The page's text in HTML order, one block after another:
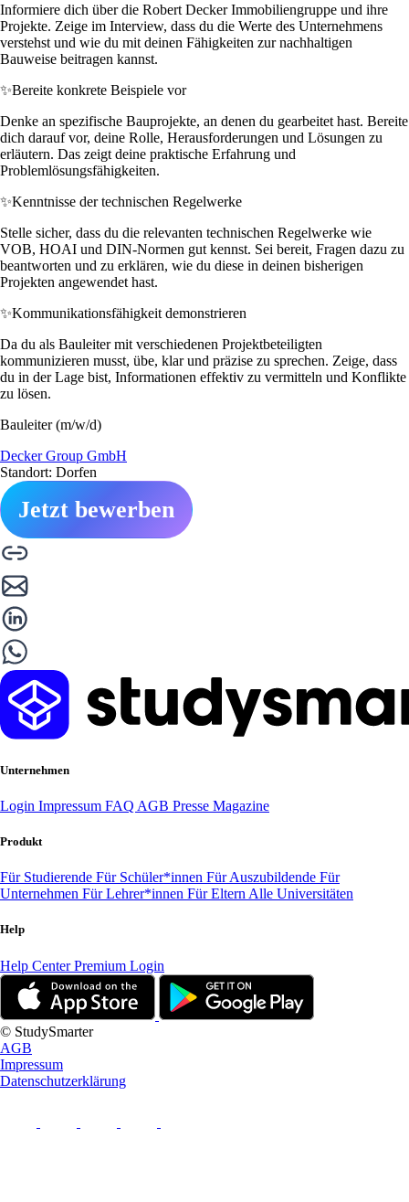
Informiere dich über die Robert Decker Immobiliengruppe und ihre
Projekte. Zeige im Interview, dass du die Werte des Unternehmens
verstehst und wie du mit deinen Fähigkeiten zur nachhaltigen
Bauweise beitragen kannst.
✨Bereite konkrete Beispiele vor
Denke an spezifische Bauprojekte, an denen du gearbeitet hast. Bereite
dich darauf vor, deine Rolle, Herausforderungen und Lösungen zu
erläutern. Das zeigt deine praktische Erfahrung und
Problemlösungsfähigkeiten.
✨Kenntnisse der technischen Regelwerke
Stelle sicher, dass du die relevanten technischen Regelwerke wie
VOB, HOAI und DIN-Normen gut kennst. Sei bereit, Fragen dazu zu
beantworten und zu erklären, wie du diese in deinen bisherigen
Projekten angewendet hast.
✨Kommunikationsfähigkeit demonstrieren
Da du als Bauleiter mit verschiedenen Projektbeteiligten
kommunizieren musst, übe, klar und präzise zu sprechen. Zeige, dass
du in der Lage bist, Informationen effektiv zu vermitteln und Konflikte
zu lösen.
Bauleiter (m/w/d)
Decker Group GmbH
Standort: Dorfen
Jetzt bewerben
Unternehmen
Login Impressum FAQ AGB Presse Magazine
Produkt
Für Studierende Für Schüler*innen Für Auszubildende Für
Unternehmen Für Lehrer*innen Für Eltern Alle Universitäten
Help
Help CenterPremium Login
© StudySmarter
AGB
Impressum
Datenschutzerklärung